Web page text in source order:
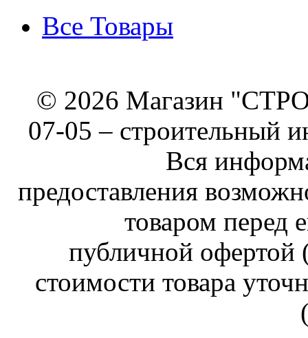
Все Товары
© 2026 Магазин
07-05 – строительный
Вся
предоставления
товаром перед
публичной
стоимости товара